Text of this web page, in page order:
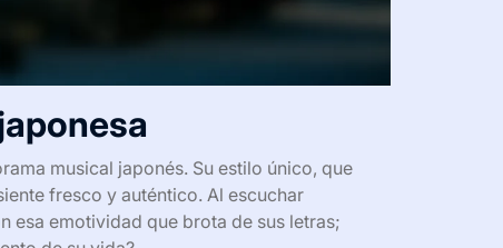
musical japonés. Su estilo único, que
fresco y auténtico. Al escuchar
esa emotividad que brota de sus letras;